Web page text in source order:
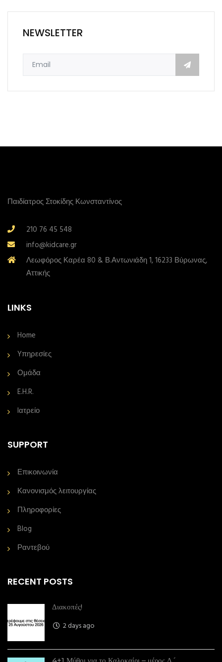
NEWSLETTER
Παιδίατρος Στοκίδης Κωνσταντίνος
210 76 45 548
info@kidcare.gr
Λεωφόρος Καρέα 80 & Β.Αντωνιάδη 1, 16233 Βύρωνας,
Αττικής
LINKS
Home
Yπηρεσίες
Ομάδα
E.H.R.
Iατρείο
SUPPORT
Επικοινωνία
Κανονισμός λειτουργίας
Πληροφορίες
Blog
Ραντεβού
RECENT POSTS
Διακοπές!
2 days ago